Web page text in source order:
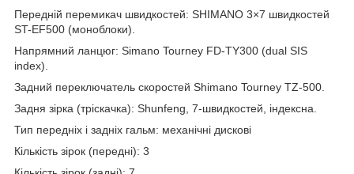
Передній перемикач швидкостей: SHIMANO 3×7 швидкостей
ST-EF500 (моноблоки).
Напрямний ланцюг: Simano Tourney FD-TY300 (dual SIS
index).
Задний переключатель скоростей Shimano Tourney TZ-500.
Задня зірка (тріскачка): Shunfeng, 7-швидкостей, індексна.
Тип передніх і задніх гальм: механічні дискові
Кількість зірок (передні): 3